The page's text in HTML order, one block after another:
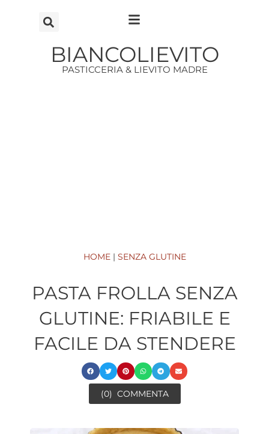
BIANCOLIEVITO
PASTICCERIA & LIEVITO MADRE
HOME| SENZA GLUTINE
PASTA FROLLA SENZA
GLUTINE: FRIABILE E
FACILE DA STENDERE
(0) COMMENTA